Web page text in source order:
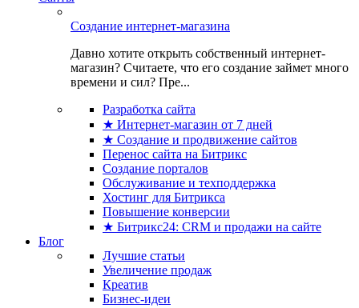
Создание интернет-магазина
Давно хотите открыть собственный интернет-
магазин? Считаете, что его создание займет много
времени и сил? Пре...
Разработка сайта
★ Интернет-магазин от 7 дней
★ Создание и продвижение сайтов
Перенос сайта на Битрикс
Создание порталов
Обслуживание и техподдержка
Хостинг для Битрикса
Повышение конверсии
★ Битрикс24: CRM и продажи на сайте
Блог
Лучшие статьи
Увеличение продаж
Креатив
Бизнес-идеи